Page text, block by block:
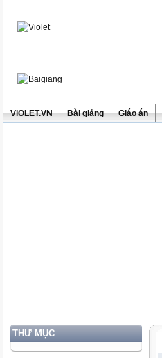
ViOLET.VN Bài giảng Giáo án
THƯ MỤC